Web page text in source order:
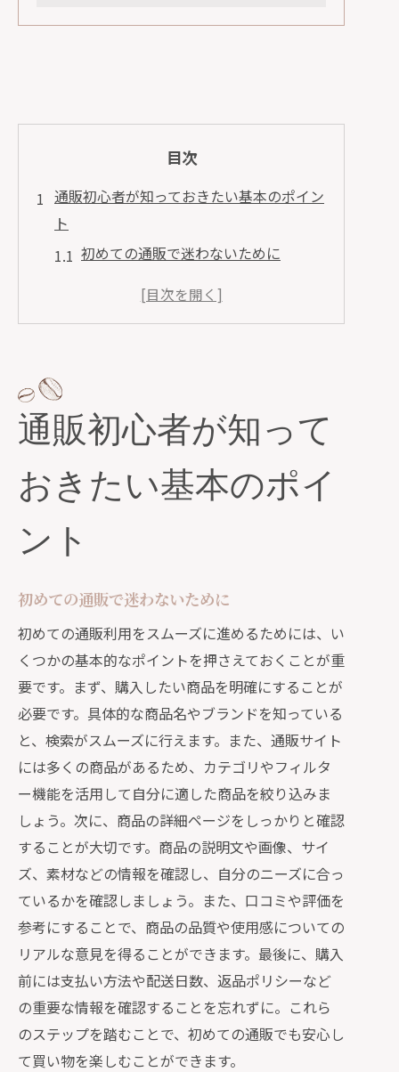
目次
通販初心者が知っておきたい基本のポイン
ト
初めての通販で迷わないために
通販サイトの選び方ガイド
通販を始める前に押さえておきたい重要な
通販サイトの種類と特徴
び
前もって確認したい配送料と発送日数
トラブル時の対処方法を知っておく
安心して通販を楽しむための選び方ガイド
信頼できる通販サイトの見極め方
口コミを活かした商品選びのコツ
人気の商品カテゴリーとその特徴
価格比較サイトの使い方
定期購入と単品購入のメリット・デメ
リット
お得なセール情報のチェック方法
通販の賢い利用法と初心者が避けるべきミ
ス
衝動買いを防ぐためのコツ
偽サイトに引っかからないために
商品説明をしっかり確認するポイント
通販初心者が知って
おきたい基本のポイ
ント
初めての通販で迷わないために
初めての通販利用をスムーズに進めるためには、い
くつかの基本的なポイントを押さえておくことが重
要です。まず、購入したい商品を明確にすることが
必要です。具体的な商品名やブランドを知っている
と、検索がスムーズに行えます。また、通販サイト
には多くの商品があるため、カテゴリやフィルタ
ー機能を活用して自分に適した商品を絞り込みま
しょう。次に、商品の詳細ページをしっかりと確認
することが大切です。商品の説明文や画像、サイ
ズ、素材などの情報を確認し、自分のニーズに合っ
ているかを確認しましょう。また、口コミや評価を
参考にすることで、商品の品質や使用感についての
リアルな意見を得ることができます。最後に、購入
前には支払い方法や配送日数、返品ポリシーなど
の重要な情報を確認することを忘れずに。これら
のステップを踏むことで、初めての通販でも安心し
て買い物を楽しむことができます。